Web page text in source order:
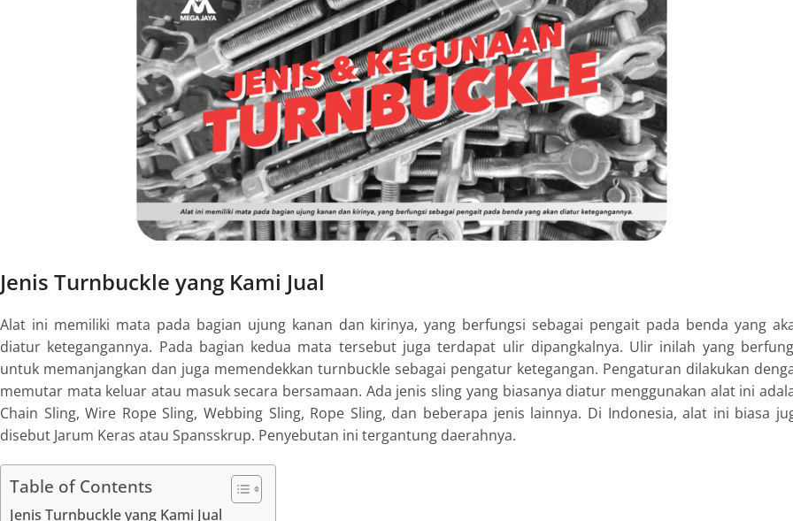
Jenis Turnbuckle yang Kami Jual
Alat ini memiliki mata pada bagian ujung kanan dan kirinya, yang berfungsi sebagai pengait pada benda yang
diatur ketegangannya. Pada bagian kedua mata tersebut juga terdapat ulir dipangkalnya. Ulir inilah yang
untuk memanjangkan dan juga memendekkan turnbuckle sebagai pengatur ketegangan. Pengaturan dilakukan
memutar mata keluar atau masuk secara bersamaan. Ada jenis sling yang biasanya diatur menggunakan alat ini
Chain Sling, Wire Rope Sling, Webbing Sling, Rope Sling, dan beberapa jenis lainnya. Di Indonesia, alat ini biasa
disebut Jarum Keras atau Spansskrup. Penyebutan ini tergantung daerahnya.
Table of Contents
Jenis Turnbuckle yang Kami Jual